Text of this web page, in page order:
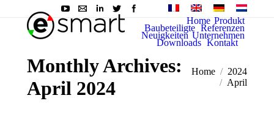
Home Produkt
Baubeteiligte Referenzen
Neuigkeiten Unternehmen
Downloads Kontakt
Monthly Archives:
April 2024
Sie befinden sich
Home
2024
April